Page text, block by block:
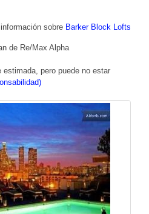
sobre Barker Block Lofts
de Re/Max Alpha
estimada, pero puede no estar